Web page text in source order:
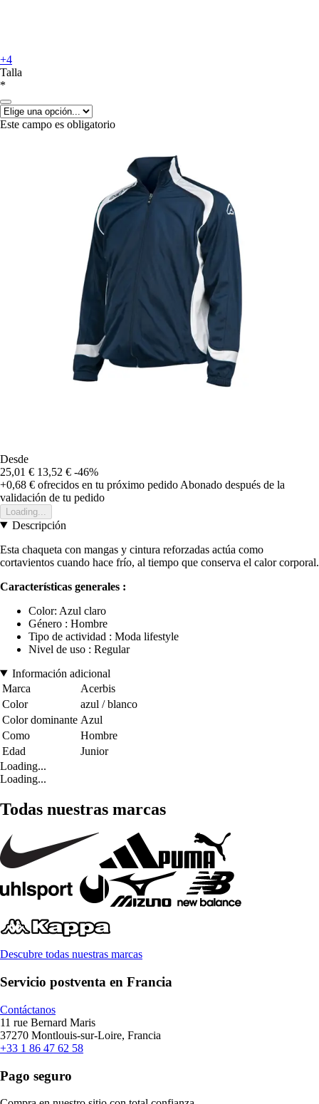
+4
Talla
*
Este campo es obligatorio
Desde
25,01 € 13,52 € -46%
+0,68 € ofrecidos en tu próximo pedido Abonado después de la
validación de tu pedido
Loading...
Descripción
Esta chaqueta con mangas y cintura reforzadas actúa como
cortavientos cuando hace frío, al tiempo que conserva el calor corporal.
Características generales :
Color: Azul claro
Género : Hombre
Tipo de actividad : Moda lifestyle
Nivel de uso : Regular
Información adicional
Marca
Acerbis
Color
azul / blanco
Color dominante Azul
Como
Hombre
Edad
Junior
Loading...
Loading...
Todas nuestras marcas
Descubre todas nuestras marcas
Servicio postventa en Francia
Contáctanos
11 rue Bernard Maris
37270 Montlouis-sur-Loire, Francia
+33 1 86 47 62 58
Pago seguro